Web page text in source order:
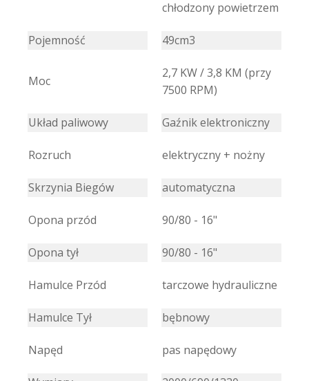
chłodzony powietrzem
Pojemność 49cm3
Moc
2,7 KW / 3,8 KM (przy
7500 RPM)
Układ paliwowy Gaźnik elektroniczny
Rozruch elektryczny + nożny
Skrzynia Biegów automatyczna
Opona przód 90/80 - 16"
Opona tył 90/80 - 16"
Hamulce Przód tarczowe hydrauliczne
Hamulce Tył bębnowy
Napęd pas napędowy